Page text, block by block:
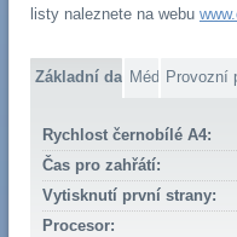
listy naleznete na webu
Základní dataMédiaProvozní
Rychlost černobílé A4:
Čas pro zahřátí:
Vytisknutí první strany:
Procesor: